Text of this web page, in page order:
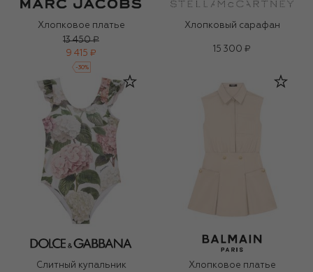
Хлопковое платье
13 450 ₽
9 415 ₽
-30%
Хлопковый сарафан
15 300 ₽
Слитный купальник
Хлопковое платье